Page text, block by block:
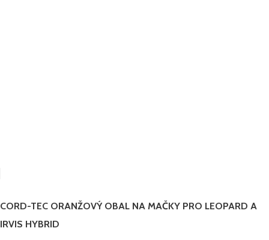
CORD-TEC ORANŽOVÝ OBAL NA MAČKY PRO LEOPARD A
IRVIS HYBRID